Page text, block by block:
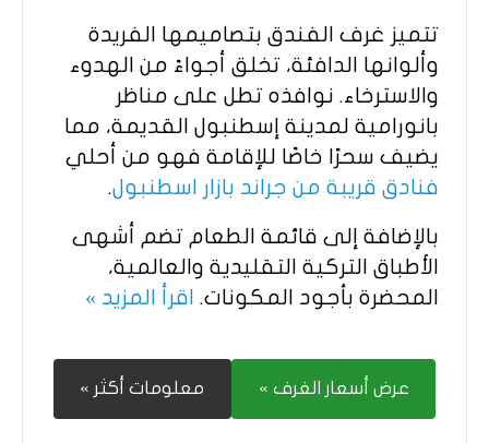
تتميز غرف الفندق بتصاميمها الفريدة
وألوانها الدافئة، تخلق أجواءً من الهدوء
والاسترخاء. نوافذه تطل على مناظر
بانورامية لمدينة إسطنبول القديمة، مما
يضيف سحرًا خاصًا للإقامة فهو من أحلي
فنادق قريبة من جراند بازار اسطنبول.
بالإضافة إلى قائمة الطعام تضم أشهى
الأطباق التركية التقليدية والعالمية،
المحضرة بأجود المكونات. اقرأ المزيد »
عرض أسعار الغرف » معلومات أكثر »